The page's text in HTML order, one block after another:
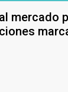
mercado